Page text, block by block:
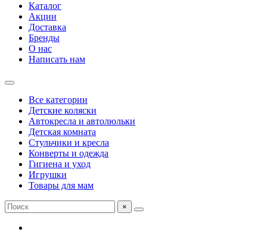
Каталог
Акции
Доставка
Бренды
О нас
Написать нам
Все категории
Детские коляски
Автокресла и автолюльки
Детская комната
Стульчики и кресла
Конверты и одежда
Гигиена и уход
Игрушки
Товары для мам
×